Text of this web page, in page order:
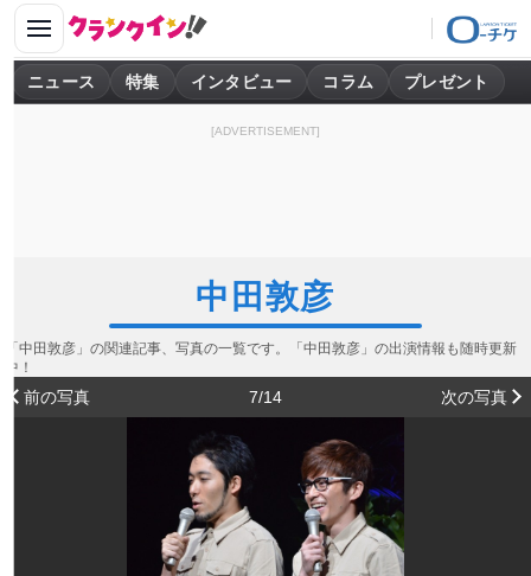
ニュース 特集 インタビュー コラム プレゼント
[ADVERTISEMENT]
中田敦彦
「中田敦彦」の関連記事、写真の一覧です。「中田敦彦」の出演情報も随時更新
中！
前の写真 7/14 次の写真